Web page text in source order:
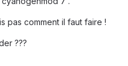
pas comment il faut faire !
???